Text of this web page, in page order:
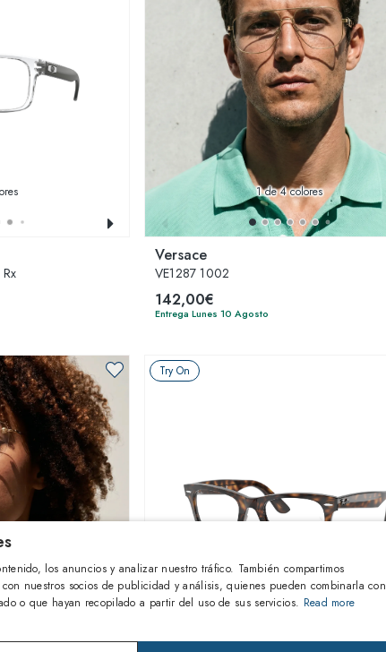
1de 4 colores
Versace
VE1287 1002
142,00€
Entrega Lunes 10 Agosto
Try On
los anuncios y analizar nuestro tráfico. También compartimos
nuestros socios de publicidad y análisis, quienes pueden combinarla con
o que hayan recopilado a partir del uso de sus servicios. Read more